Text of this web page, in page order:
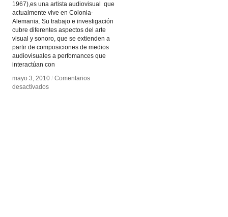
1967),es una artista audiovisual que
actualmente vive en Colonia-
Alemania. Su trabajo e investigación
cubre diferentes aspectos del arte
visual y sonoro, que se extienden a
partir de composiciones de medios
audiovisuales a perfomances que
interactúan con
mayo 3, 2010 / Comentarios
desactivadosen
mayo 3, 2010 / Comentarios
desactivadosen